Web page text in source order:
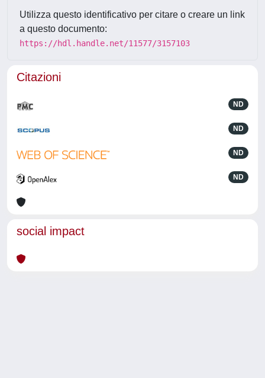
Utilizza questo identificativo per citare o creare un link
a questo documento:
https://hdl.handle.net/11577/3157103
Citazioni
ND
ND
ND
ND
social impact